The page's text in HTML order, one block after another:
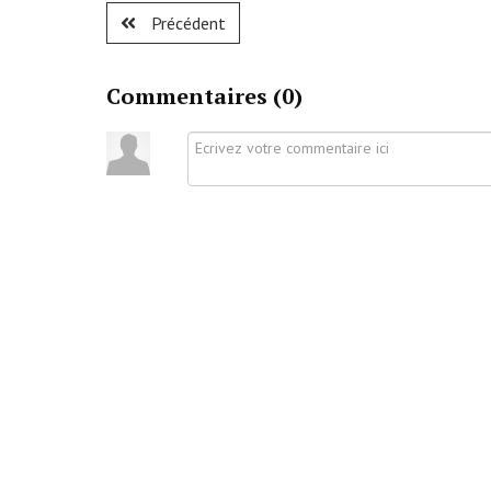
Précédent
Commentaires (0)